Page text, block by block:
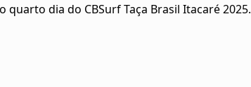
dia do CBSurf Taça Brasil Itacaré 2025.